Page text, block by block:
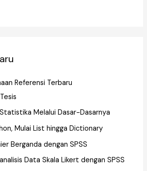
Referensi Terbaru
Melalui Dasar-Dasarnya
Mulai List hingga Dictionary
Berganda dengan SPSS
Data Skala Likert dengan SPSS